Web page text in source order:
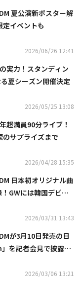
夏公演新ポスター解
イベントも
2026/06/26 12:41
実力！スタンディン
夏シーズン開催決定
2026/05/25 13:08
超満員90分ライブ！
サプライズまで
2026/04/28 15:35
日本初オリジナル曲
GWには韓国デビュ
2026/03/31 13:43
が3月10日発売の日
を記者会見で披露！
2026/03/06 13:21